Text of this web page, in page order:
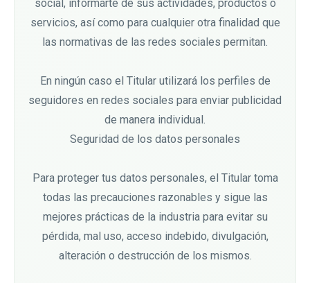
social, informarte de sus actividades, productos o
servicios, así como para cualquier otra finalidad que
las normativas de las redes sociales permitan.
En ningún caso el Titular utilizará los perfiles de
seguidores en redes sociales para enviar publicidad
de manera individual.
Seguridad de los datos personales
Para proteger tus datos personales, el Titular toma
todas las precauciones razonables y sigue las
mejores prácticas de la industria para evitar su
pérdida, mal uso, acceso indebido, divulgación,
alteración o destrucción de los mismos.